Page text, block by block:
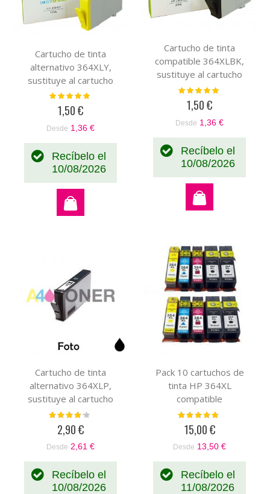
Cartucho de tinta
alternativo 364XLY,
sustituye al cartucho
original amarillo
CB320EE-CB325EE
Valoración:
1,50 €
Desde 1,36 €
Recíbelo el
10/08/2026
Cartucho de tinta
compatible 364XLBK,
sustituye al cartucho
original negro CB316EE-
CN684EE
Valoración:
1,50 €
Desde 1,36 €
Recíbelo el
10/08/2026
Cartucho de tinta
alternativo 364XLP,
sustituye al cartucho
original negro
fotográfico CB317EE-
CB322EE
Valoración:
2,90 €
Desde 2,61 €
Recíbelo el
10/08/2026
Pack 10 cartuchos de
tinta HP 364XL
compatible
Valoración:
15,00 €
Desde 13,50 €
Recíbelo el
11/08/2026